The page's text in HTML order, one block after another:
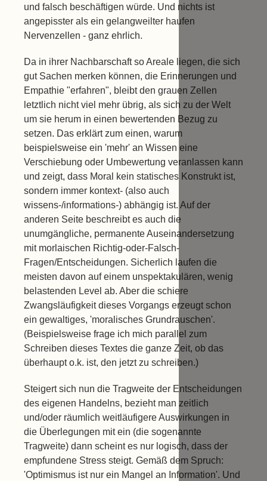
und falsch beschäftigen würde. Und nichts ist
angepisster als ein gelangweilter haufen
Nervenzellen - ganz ehrlich.
Da in ihrer Nachbarschaft so Areale liegen, die sich
gut Sachen merken können, die Erinnerungen und
Empathie "erfahren", bleibt den grauen Zellen
letztlich nicht viel mehr übrig, als sich zu der Welt
um sie herum in einen bewertenden Bezug zu
setzen. Das erklärt zum einen, warum
beispielsweise ein 'mehr' an Wissen eine
Verschiebung oder Umbewertung veranlassen kann
und zeigt, dass Moral kein statisches Konstrukt ist,
sondern immer kontext- (also auch
wissens-/informations-) abhängig ist. Auf der
anderen Seite beschreibt es auch die
unumgängliche, permanente Auseinandersetzung
mit morlaischen Richtig-oder-Falsch-
Fragen/Entscheidungen. Sicherlich laufen die
meisten davon auf einem unspektakulären, wenig
belastenden Level ab. Aber die schiere
Zwangsläufigkeit dieses Vorgangs erzeugt schon
ein gewaltiges, 'moralisches Grundrauschen'.
(Beispielsweise frage ich mich parallel zum
Schreiben dieses Textes die ganze Zeit, ob das
überhaupt o.k. ist, den jetzt zu schreiben.)
Steigert sich nun die Tragweite der Entscheidungen
des eigenen Handelns, bezieht man zeitlich
und/oder räumlich weitläufigere Auswirkungen in
die Überlegungen mit ein (die sogenannte
Tragweite) dann scheint es nur logisch, dass der
empfundene Stress steigt. Gemäß dem Spruch:
'Optimismus ist nur ein Mangel an Information'. Und